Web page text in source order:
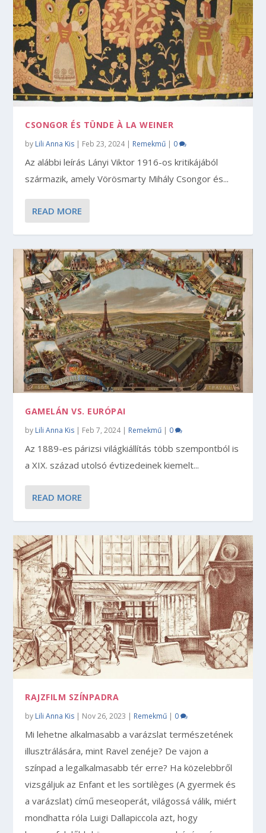
CSONGOR ÉS TÜNDE À LA WEINER
by Lili Anna Kis | Feb 23, 2024| Remekmű | 0
Az alábbi leírás Lányi Viktor 1916-os kritikájából
származik, amely Vörösmarty Mihály Csongor és...
READ MORE
GAMELÁN VS. EURÓPAI
by Lili Anna Kis | Feb 7, 2024| Remekmű | 0
Az 1889-es párizsi világkiállítás több szempontból is
a XIX. század utolsó évtizedeinek kiemelt...
READ MORE
RAJZFILM SZÍNPADRA
by Lili Anna Kis | Nov 26, 2023 | Remekmű | 0
Mi lehetne alkalmasabb a varázslat természetének
illusztrálására, mint Ravel zenéje? De vajon a
színpad a legalkalmasabb tér erre? Ha közelebbről
vizsgáljuk az Enfant et les sortilèges (A gyermek és
a varázslat) című meseoperát, világossá válik, miért
mondhatta róla Luigi Dallapiccola azt, hogy